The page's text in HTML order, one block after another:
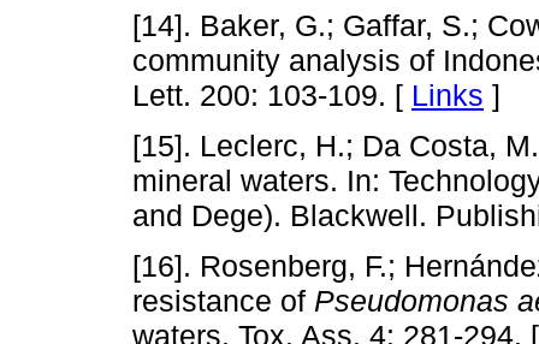
[14]. Baker, G.; Gaffar, S.;
community analysis of
Lett. 200: 103-109. [ Links ]
[15]. Leclerc, H.; Da Costa,
mineral waters. In:
and Dege). Blackwell.
[16]. Rosenberg, F.;
resistance of Pseudomonas
waters. Tox. Ass. 4: 281-294.